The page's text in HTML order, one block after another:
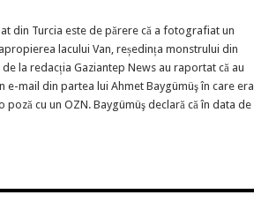
din Turcia este de părere că a fotografiat un
lacului Van, reședința monstrului din
de la redacția Gaziantep News au raportat că au
e-mail din partea lui Ahmet Baygümüş în care era
poză cu un OZN. Baygümüş declară că în data de